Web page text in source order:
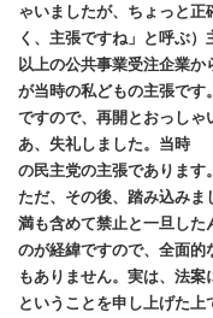
ゃいましたが、ちょっと
く、主張ですね」と呼ぶ
以上の公共事業受注企業
が当時の私どもの主張です。
ですので、再開とおっし
あ、失礼しました。当時
の民主党の主張であります。
ただ、その後、踏み込みま
満も含めて禁止と一旦した
のが経緯ですので、全面的
もありません。実は、法案
ということを申し上げた